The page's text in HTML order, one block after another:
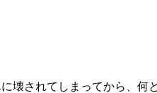
壊されてしまってから、